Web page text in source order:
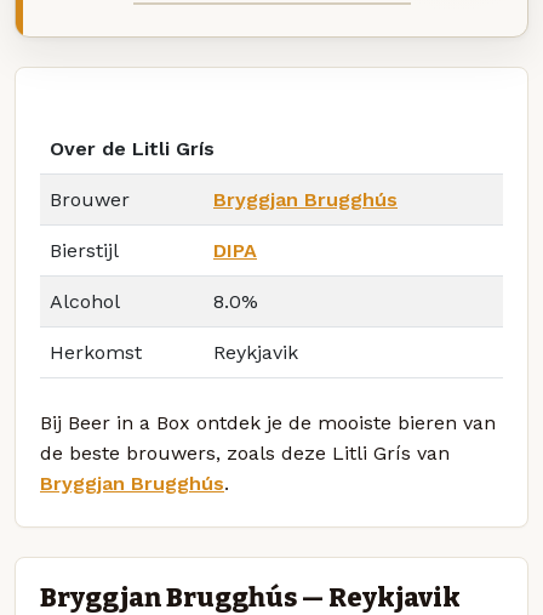
Over de Litli Grís
Brouwer Bryggjan Brugghús
Bierstijl DIPA
Alcohol 8.0%
Herkomst Reykjavik
Bij Beer in a Box ontdek je de mooiste bieren van
de beste brouwers, zoals deze Litli Grís van
Bryggjan Brugghús.
Bryggjan Brugghús — Reykjavik